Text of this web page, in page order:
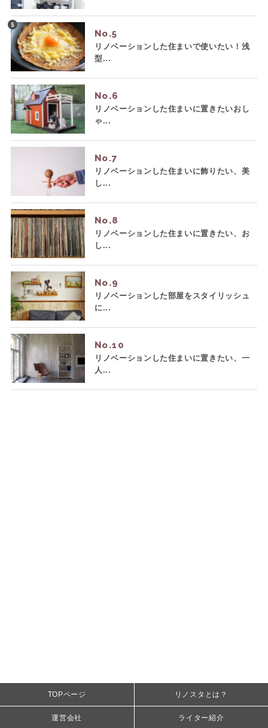
No.
リノベーションした住まいで使いたい！浅
型...
No.
リノベーションした住まいに置きたいおし
ゃ...
No.
リノベーションした住まいに飾りたい、美
し...
No.
リノベーションした住まいに置きたい、お
し...
No.
リノベーションした部屋をスタイリッシュ
に...
No.
リノベーションした住まいに置きたい、一
人...
TOPページ リノスタとは？
運営会社 ライター紹介